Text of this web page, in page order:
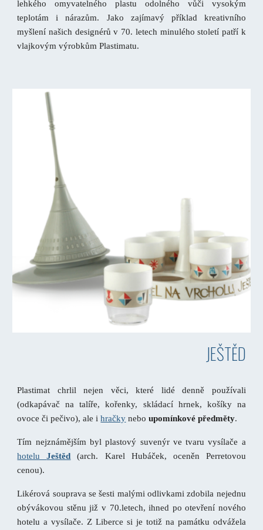
lehkého omyvatelného plastu odolného vůči vysokým
teplotám i nárazům. Jako zajímavý příklad kreativního
myšlení našich designérů v 70. letech minulého století patří k
vlajkovým výrobkům Plastimatu.
JEŠTĚD
Plastimat chrlil nejen věci, které lidé denně používali
(odkapávač na talíře, kořenky, skládací hrnek, košíky na
ovoce či pečivo), ale ihračky neboupomínkové předměty.
Tím nejznámějším byl plastový suvenýr ve tvaru vysílače a
hoteluJeštěd (arch. Karel Hubáček, oceněn Perretovou
cenou).
Likérová souprava se šesti malými odlivkami zdobila nejednu
obývákovou stěnu již v 70.letech, ihned po otevření nového
hotelu a vysílače. Z Liberce si je totiž na památku odvážela